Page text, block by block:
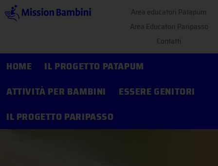
Area educatori Patapum
Area Educatori Paripasso
Contatti
HOME
IL PROGETTO PATAPUM
ATTIVITÀ PER BAMBINI
ESSERE GENITORI
IL PROGETTO PARIPASSO